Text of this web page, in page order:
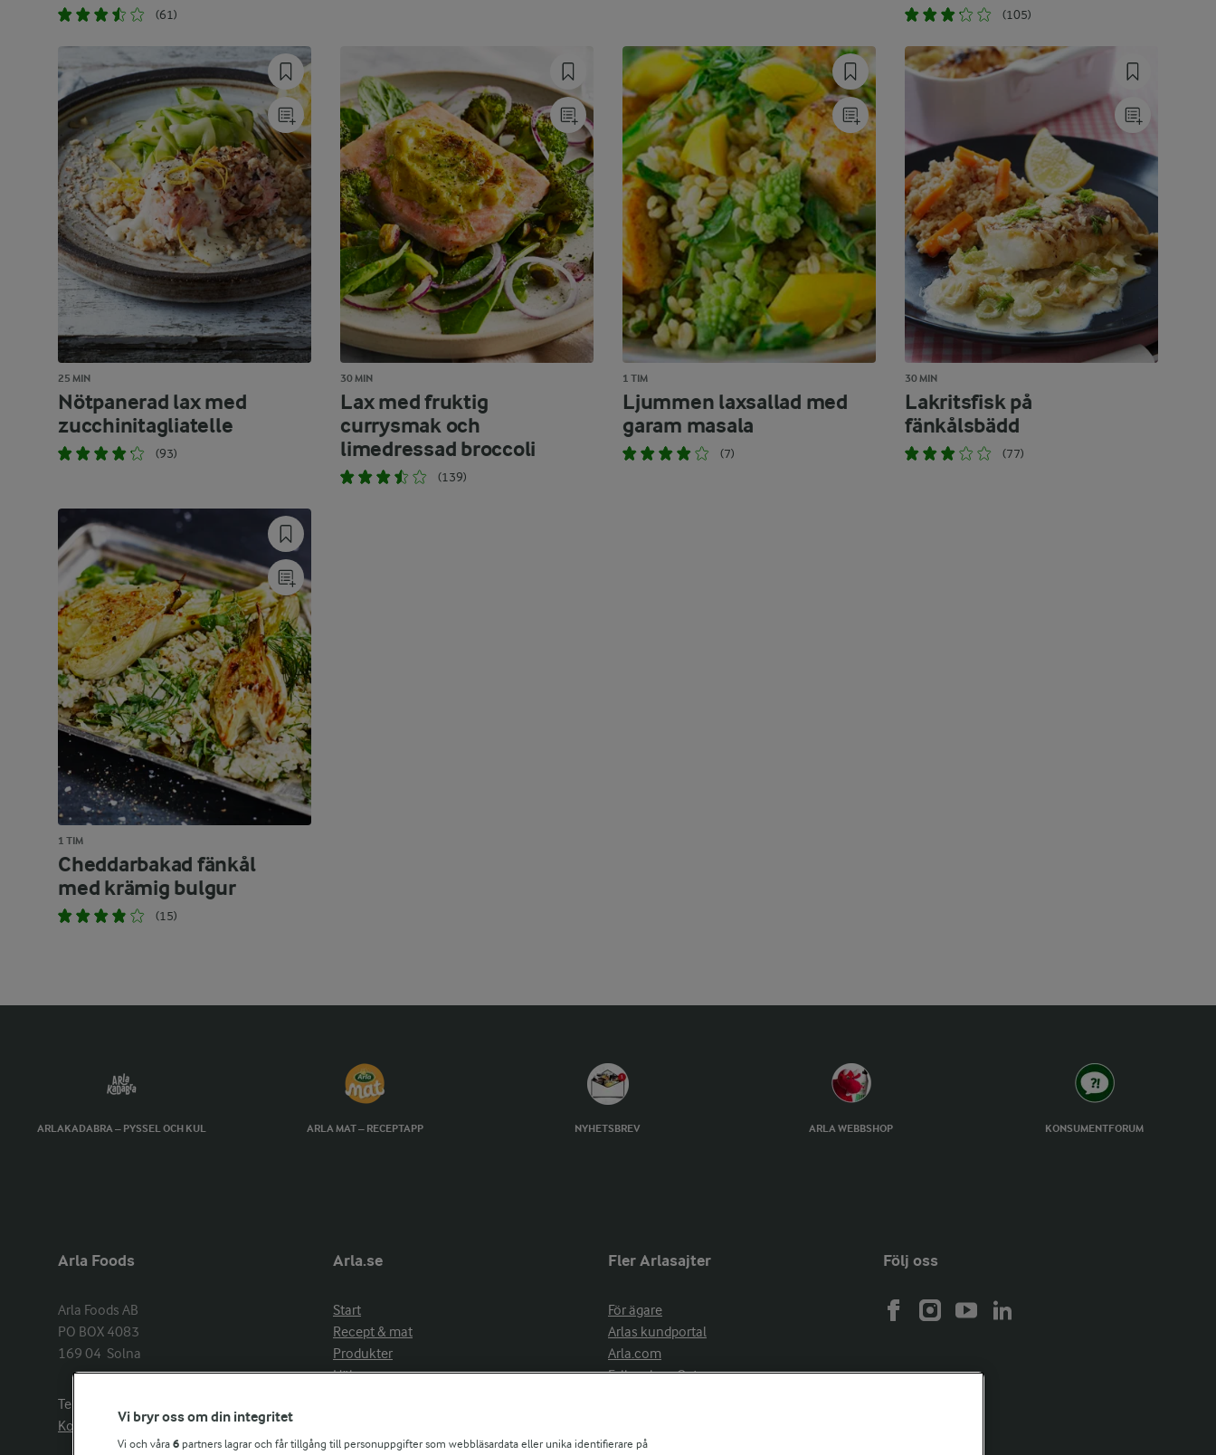
(61) (105)
25 MIN
Nötpanerad lax med
zucchinitagliatelle
(93)
30 MIN
Lax med fruktig
currysmak och
limedressad broccoli
(139)
1 TIM
Ljummen laxsallad med
garam masala
(7)
30 MIN
Lakritsfisk på
fänkålsbädd
(77)
1 TIM
Cheddarbakad fänkål
med krämig bulgur
(15)
ARLAKADABRA – PYSSEL OCH KUL ARLA MAT – RECEPTAPP NYHETSBREV ARLA WEBBSHOP KONSUMENTFORUM
Arla Foods
Arla Foods AB
PO BOX 4083
169 04  Solna
Telefon:
Kontakta oss
Arla.se
Start
Recept & mat
Produkter
Hälsa
Aktuellt
Fler Arlasajter
För ägare
Arlas kundportal
Arla.com
Falbygdens Ost
Följ oss
Vi bryr oss om din integritet
Vi och våra 6 partners lagrar och får tillgång till personuppgifter som webbläsardata eller unika identifierare på